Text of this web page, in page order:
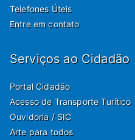
Telefones Úteis
Entre em contato
Serviços ao Cidadão
Portal Cidadão
Acesso de Transporte Turítico
Ouvidoria / SIC
Arte para todos